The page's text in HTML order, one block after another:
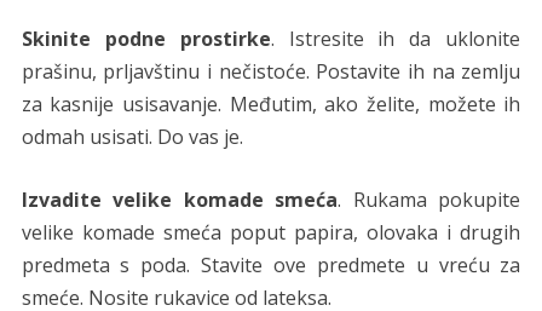
Skinite podne prostirke. Istresite ih da uklonite
prašinu, prljavštinu i nečistoće. Postavite ih na zemlju
za kasnije usisavanje. Međutim, ako želite, možete ih
odmah usisati. Do vas je.
Izvadite velike komade smeća. Rukama pokupite
velike komade smeća poput papira, olovaka i drugih
predmeta s poda. Stavite ove predmete u vreću za
smeće. Nosite rukavice od lateksa.